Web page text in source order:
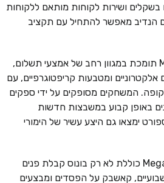
ושירות לקוחות מותאם ללקוחות
הנדיב מאפשר להתחיל עם תקציב
הפלטפורמה של MegaPari תומכת במגוון רחב של אמצעי תשלום,
אלקטרוניים ומטבעות קריפטוגרפיים, עם
המשחקים מסופקים על ידי ספקים
באופן קבוע במשבצות חדשות
ספורט ימצאו גם היצע עשיר של הימורי
מערכת הבונוסים של MegaPari כוללת לא רק בונוס קבלת פנים
שבועיים, קאשבק על הפסדים ומבצעים